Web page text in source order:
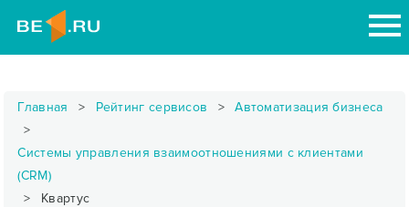
Главная Рейтинг сервисов Автоматизация бизнеса
Системы управления взаимоотношениями с клиентами
(CRM)
Квартус